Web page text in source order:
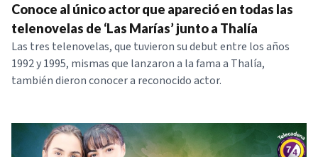
Conoce al único actor que apareció en todas las
telenovelas de ‘Las Marías’ junto a Thalía
Las tres telenovelas, que tuvieron su debut entre los años
1992 y 1995, mismas que lanzaron a la fama a Thalía,
también dieron conocer a reconocido actor.